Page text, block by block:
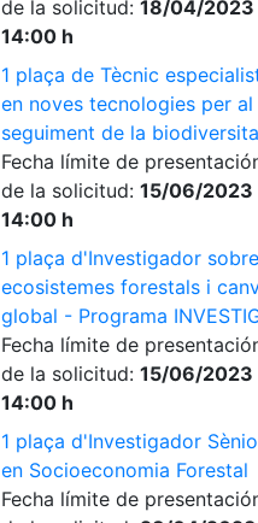
de la solicitud: 18/04/2023
14:00 h
1 plaça de Tècnic
en noves tecnologies per al
seguiment de la
Fecha límite de
de la solicitud: 15/06/2023
14:00 h
1 plaça d'Investigador sobre
ecosistemes forestals i
global - Programa
Fecha límite de
de la solicitud: 15/06/2023
14:00 h
1 plaça d'Investigador
en Socioeconomia Forestal
Fecha límite de